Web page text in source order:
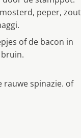
peper, zout
of de bacon in
rauwe spinazie. of